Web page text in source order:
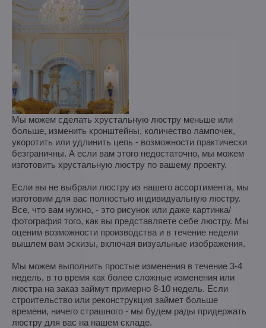
Мы можем сделать хрустальную люстру меньше или
больше, изменить кронштейны, количество лампочек,
укоротить или удлинить цепь - возможности практически
безграничны. А если вам этого недостаточно, мы можем
изготовить хрустальную люстру по вашему проекту.
Если вы не выбрали люстру из нашего ассортимента, мы
изготовим для вас полностью индивидуальную люстру.
Все, что вам нужно, - это рисунок или даже картинка/
фотография того, как вы представляете себе люстру. Мы
оценим возможности производства и в течение недели
вышлем вам эскизы, включая визуальные изображения.
Мы можем выполнить простые изменения в течение 3-4
недель, в то время как более сложные изменения или
люстра на заказ займут примерно 8-10 недель. Если
строительство или реконструкция займет больше
времени, ничего страшного - мы будем рады придержать
люстру для вас на нашем складе.